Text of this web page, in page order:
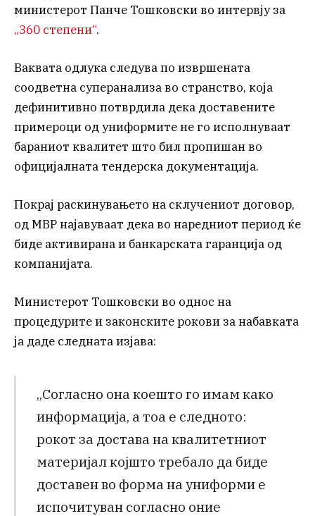
министерот Панче Тошковски во интервју за
„360 степени“.
Ваквата одлука следува по извршената
соодветна суперанализа во странство, која
дефинитивно потврдила дека доставените
примероци од униформите не го исполнуваат
бараниот квалитет што бил пропишан во
официјалната тендерска документација.
Покрај раскинувањето на склучениот договор,
од МВР најавуваат дека во наредниот период ќе
биде активирана и банкарската гаранција од
компанијата.
Министерот Тошковски во однос на
процедурите и законските рокови за набавката
ја даде следната изјава:
„Согласно она коешто го имам како
информација, а тоа е следното:
рокот за достава на квалитетниот
материјал којшто требало да биде
доставен во форма на униформи е
испочитуван согласно оние